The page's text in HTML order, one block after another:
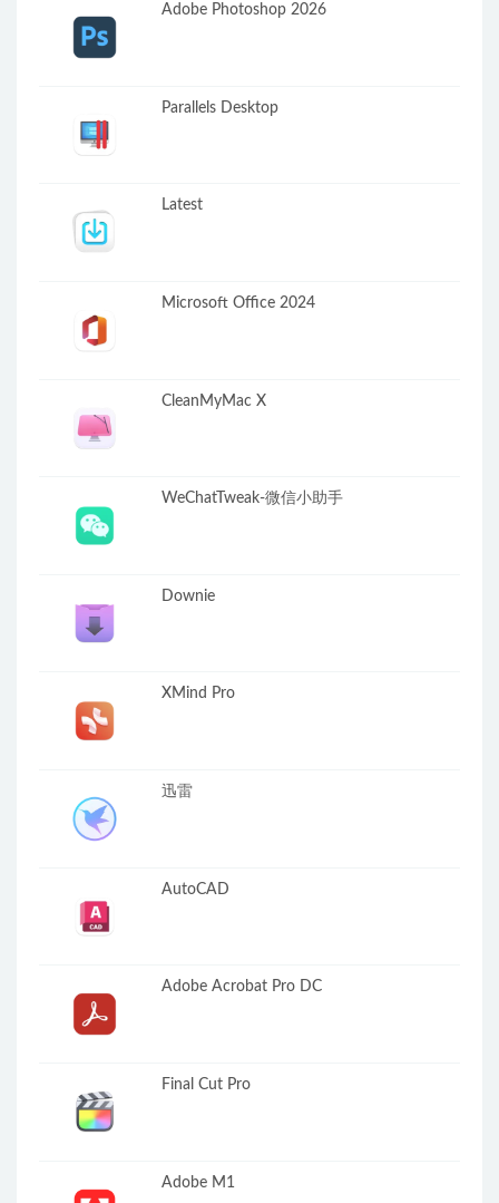
Adobe Photoshop 2026
Parallels Desktop
Latest
Microsoft Office 2024
CleanMyMac X
WeChatTweak-微信小助手
Downie
XMind Pro
迅雷
AutoCAD
Adobe Acrobat Pro DC
Final Cut Pro
Adobe M1